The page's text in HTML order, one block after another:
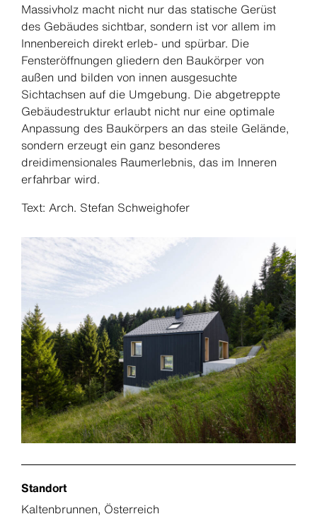
Massivholz macht nicht nur das statische Gerüst
des Gebäudes sichtbar, sondern ist vor allem im
Innenbereich direkt erleb- und spürbar. Die
Fensteröffnungen gliedern den Baukörper von
außen und bilden von innen ausgesuchte
Sichtachsen auf die Umgebung. Die abgetreppte
Gebäudestruktur erlaubt nicht nur eine optimale
Anpassung des Baukörpers an das steile Gelände,
sondern erzeugt ein ganz besonderes
dreidimensionales Raumerlebnis, das im Inneren
erfahrbar wird.
Text: Arch. Stefan Schweighofer
Standort
Kaltenbrunnen, Österreich